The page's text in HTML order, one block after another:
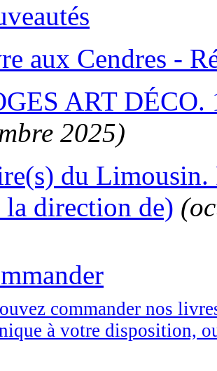
aux Cendres -
ART
2025)
du Limousin.
la direction de)
commander nos
à votre disposition,